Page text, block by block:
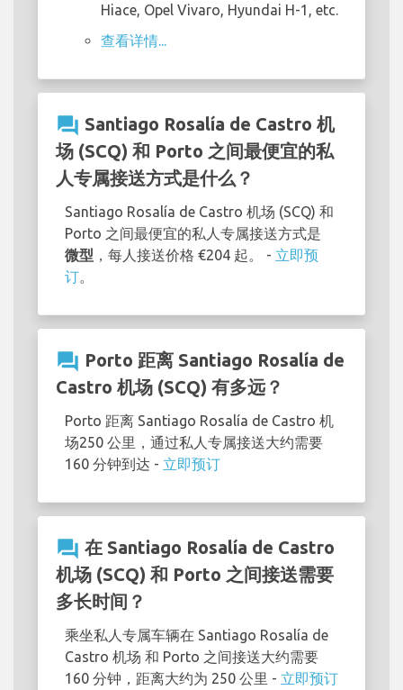
Hiace, Opel Vivaro, Hyundai H-1, etc.
查看详情...
question_answer Santiago Rosalía de Castro 机
场 (SCQ) 和 Porto 之间最便宜的私
人专属接送方式是什么？
Santiago Rosalía de Castro 机场 (SCQ) 和
Porto 之间最便宜的私人专属接送方式是
微型 ，每人接送价格 €204 起。 - 立即预
订。
question_answer Porto 距离 Santiago Rosalía de
Castro 机场 (SCQ) 有多远？
Porto 距离 Santiago Rosalía de Castro 机
场250 公里，通过私人专属接送大约需要
160 分钟到达 - 立即预订
question_answer 在 Santiago Rosalía de Castro
机场 (SCQ) 和 Porto 之间接送需要
多长时间？
乘坐私人专属车辆在 Santiago Rosalía de
Castro 机场 和 Porto 之间接送大约需要
160 分钟，距离大约为 250 公里 - 立即预订